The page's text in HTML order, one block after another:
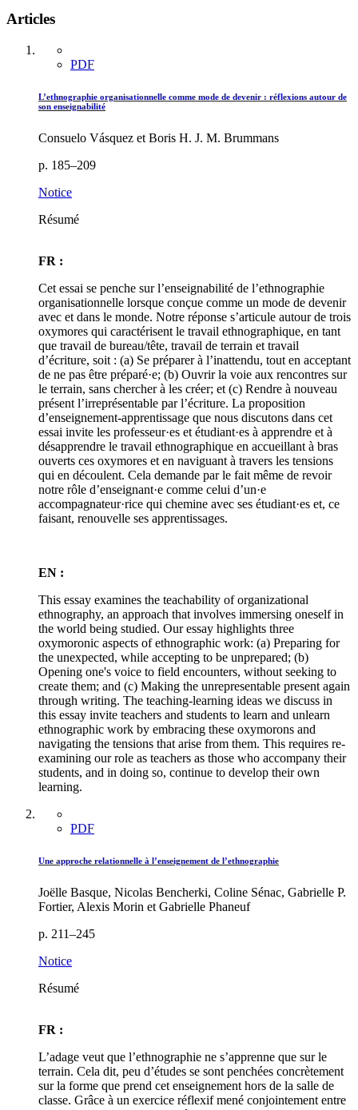
Articles
PDF
L’ethnographie organisationnelle comme mode de devenir : réflexions autour de
son enseignabilité
Consuelo Vásquez et Boris H. J. M. Brummans
p. 185–209
Notice
Résumé
FR :
Cet essai se penche sur l’enseignabilité de l’ethnographie
organisationnelle lorsque conçue comme un mode de devenir
avec et dans le monde. Notre réponse s’articule autour de trois
oxymores qui caractérisent le travail ethnographique, en tant
que travail de bureau/tête, travail de terrain et travail
d’écriture, soit : (a) Se préparer à l’inattendu, tout en acceptant
de ne pas être préparé·e; (b) Ouvrir la voie aux rencontres sur
le terrain, sans chercher à les créer; et (c) Rendre à nouveau
présent l’irreprésentable par l’écriture. La proposition
d’enseignement-apprentissage que nous discutons dans cet
essai invite les professeur·es et étudiant·es à apprendre et à
désapprendre le travail ethnographique en accueillant à bras
ouverts ces oxymores et en naviguant à travers les tensions
qui en découlent. Cela demande par le fait même de revoir
notre rôle d’enseignant·e comme celui d’un·e
accompagnateur·rice qui chemine avec ses étudiant·es et, ce
faisant, renouvelle ses apprentissages.
EN :
This essay examines the teachability of organizational
ethnography, an approach that involves immersing oneself in
the world being studied. Our essay highlights three
oxymoronic aspects of ethnographic work: (a) Preparing for
the unexpected, while accepting to be unprepared; (b)
Opening one's voice to field encounters, without seeking to
create them; and (c) Making the unrepresentable present again
through writing. The teaching-learning ideas we discuss in
this essay invite teachers and students to learn and unlearn
ethnographic work by embracing these oxymorons and
navigating the tensions that arise from them. This requires re-
examining our role as teachers as those who accompany their
students, and in doing so, continue to develop their own
learning.
PDF
Une approche relationnelle à l’enseignement de l’ethnographie
Joëlle Basque, Nicolas Bencherki, Coline Sénac, Gabrielle P.
Fortier, Alexis Morin et Gabrielle Phaneuf
p. 211–245
Notice
Résumé
FR :
L’adage veut que l’ethnographie ne s’apprenne que sur le
terrain. Cela dit, peu d’études se sont penchées concrètement
sur la forme que prend cet enseignement hors de la salle de
classe. Grâce à un exercice réflexif mené conjointement entre